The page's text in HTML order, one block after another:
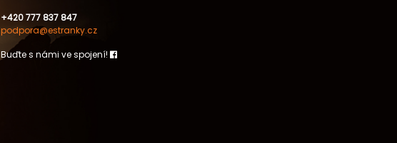
+420 777 837 847
podpora@estranky.cz
Buďte s námi ve spojení!